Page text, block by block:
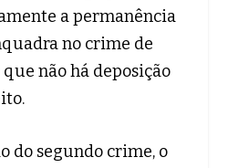
a permanência
no crime de
não há deposição
do segundo crime, o